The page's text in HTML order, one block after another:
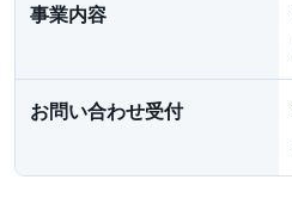
事業内容
お問い合わせ受付